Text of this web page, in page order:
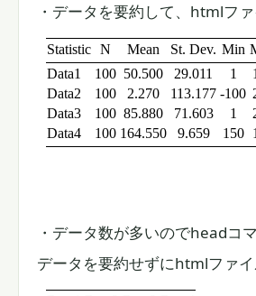
・データを要約して、htmlフ
・データ数が多いのでheadコ
データを要約せずにhtmlファ